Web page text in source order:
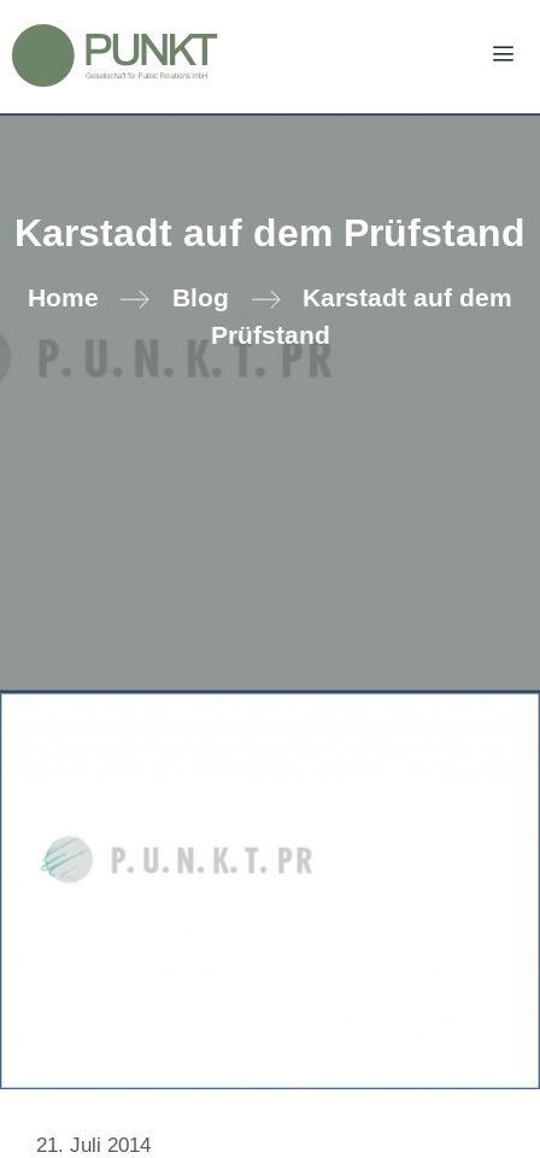
Inhalt
springen
Karstadt auf dem Prüfstand
Home Blog
Karstadt auf dem
Prüfstand
21. Juli 2014